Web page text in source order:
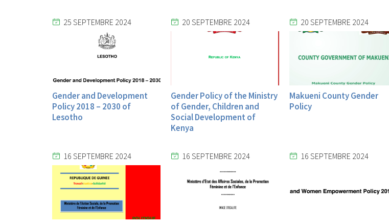
25 SEPTEMBRE 2024
Gender and Development
Policy 2018 – 2030 of
Lesotho
20 SEPTEMBRE 2024
Gender Policy of the Ministry
of Gender, Children and
Social Development of
Kenya
20 SEPTEMBRE 2024
Makueni County Gender
Policy
16 SEPTEMBRE 2024 16 SEPTEMBRE 2024 16 SEPTEMBRE 2024